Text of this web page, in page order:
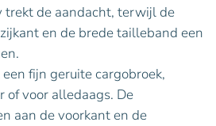
trekt de aandacht, terwijl de
en de brede tailleband een
fijn geruite cargobroek,
of voor alledaags. De
aan de voorkant en de